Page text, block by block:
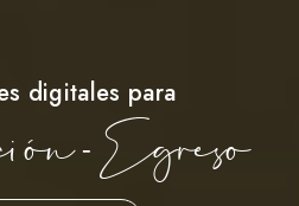
digitales para
- Egreso